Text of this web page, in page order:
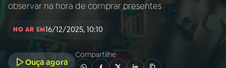
AO VIVO
01INÍCIO
observar na hora de comprar presentes
NO AR EM16/12/2025, 10:10
Ouça agora
Compartilhe